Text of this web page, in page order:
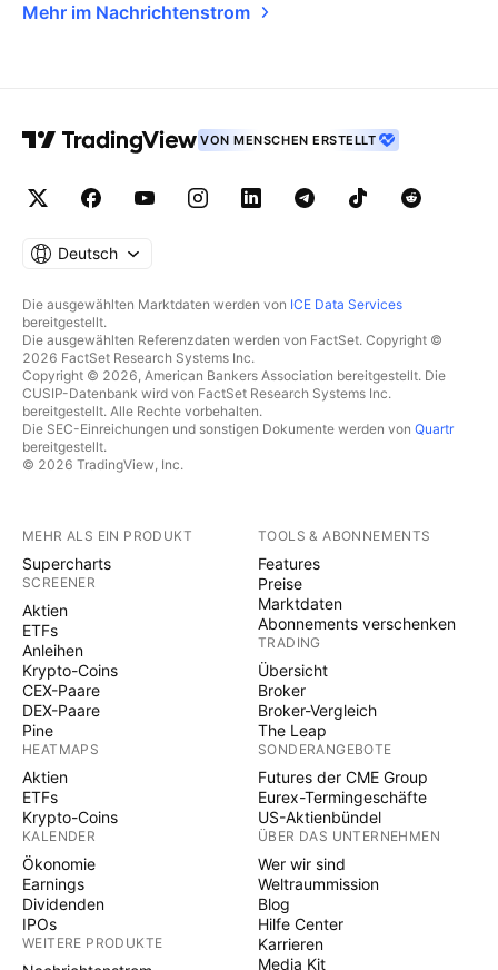
Mehr im Nachrichtenstrom
VON MENSCHEN ERSTELLT
Deutsch
Die ausgewählten Marktdaten werden von ICE Data Services
bereitgestellt.
Die ausgewählten Referenzdaten werden von FactSet. Copyright ©
2026 FactSet Research Systems Inc.
Copyright © 2026, American Bankers Association bereitgestellt. Die
CUSIP-Datenbank wird von FactSet Research Systems Inc.
bereitgestellt. Alle Rechte vorbehalten.
Die SEC-Einreichungen und sonstigen Dokumente werden von Quartr
bereitgestellt.
© 2026 TradingView, Inc.
MEHR ALS EIN PRODUKT
Supercharts
SCREENER
Aktien
ETFs
Anleihen
Krypto-Coins
CEX-Paare
DEX-Paare
Pine
HEATMAPS
Aktien
ETFs
Krypto-Coins
KALENDER
Ökonomie
Earnings
Dividenden
IPOs
WEITERE PRODUKTE
TOOLS & ABONNEMENTS
Features
Preise
Marktdaten
Abonnements verschenken
TRADING
Übersicht
Broker
Broker-Vergleich
The Leap
SONDERANGEBOTE
Futures der CME Group
Eurex-Termingeschäfte
US-Aktienbündel
ÜBER DAS UNTERNEHMEN
Wer wir sind
Weltraummission
Blog
Hilfe Center
Karrieren
Media Kit